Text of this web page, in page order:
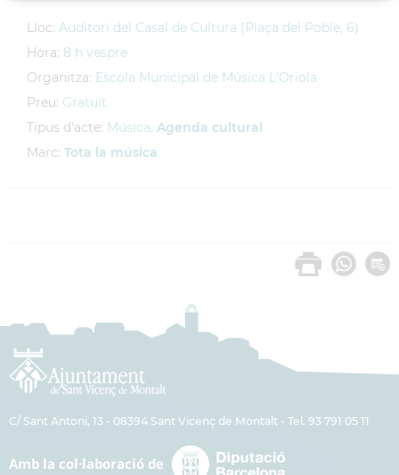
Lloc: Auditori del Casal de Cultura (Plaça del Poble, 6)
Hora: 8 h vespre
Organitza: Escola Municipal de Música L'Oriola
Preu: Gratuït
Tipus d'acte: Música, Agenda cultural
Marc: Tota la música
C/ Sant Antoni, 13 - 08394 Sant Vicenç de Montalt - Tel. 93 791 05 11